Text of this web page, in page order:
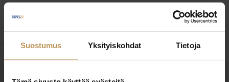
Suostumus Yksityiskohdat Tietoja